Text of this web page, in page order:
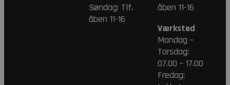
Søndag: Tlf.
åben 11-16
åben 11-16
Værksted
Mandag –
Torsdag:
07.00 – 17.00
Fredag: